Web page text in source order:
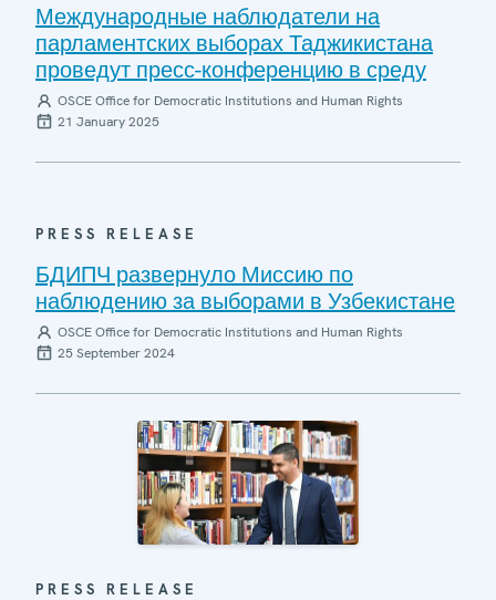
Международные наблюдатели на
парламентских выборах Таджикистана
проведут пресс-конференцию в среду
OSCE Office for Democratic Institutions and Human Rights
21 January 2025
PRESS RELEASE
БДИПЧ развернуло Миссию по
наблюдению за выборами в Узбекистане
OSCE Office for Democratic Institutions and Human Rights
25 September 2024
PRESS RELEASE